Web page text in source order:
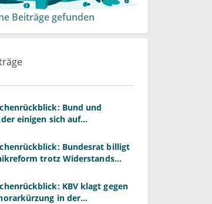
Beiträge gefunden
Bund und
einigen sich auf
Bundesrat billigt
trotz Widerstands
KBV klagt gegen
in der